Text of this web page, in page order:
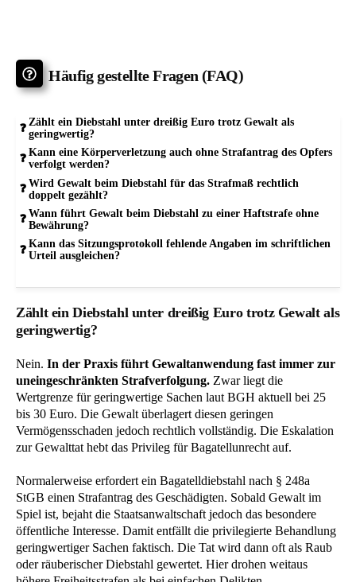
Häufig gestellte Fragen (FAQ)
Zählt ein Diebstahl unter dreißig Euro trotz Gewalt als
geringwertig?
Kann eine Körperverletzung auch ohne Strafantrag des Opfers
verfolgt werden?
Wird Gewalt beim Diebstahl für das Strafmaß rechtlich
doppelt gezählt?
Wann führt Gewalt beim Diebstahl zu einer Haftstrafe ohne
Bewährung?
Kann das Sitzungsprotokoll fehlende Angaben im schriftlichen
Urteil ausgleichen?
Zählt ein Diebstahl unter dreißig Euro trotz Gewalt als
geringwertig?
Nein. In der Praxis führt Gewaltanwendung fast immer zur
uneingeschränkten Strafverfolgung. Zwar liegt die
Wertgrenze für geringwertige Sachen laut BGH aktuell bei 25
bis 30 Euro. Die Gewalt überlagert diesen geringen
Vermögensschaden jedoch rechtlich vollständig. Die Eskalation
zur Gewalttat hebt das Privileg für Bagatellunrecht auf.
Normalerweise erfordert ein Bagatelldiebstahl nach § 248a
StGB einen Strafantrag des Geschädigten. Sobald Gewalt im
Spiel ist, bejaht die Staatsanwaltschaft jedoch das besondere
öffentliche Interesse. Damit entfällt die privilegierte Behandlung
geringwertiger Sachen faktisch. Die Tat wird dann oft als Raub
oder räuberischer Diebstahl gewertet. Hier drohen weitaus